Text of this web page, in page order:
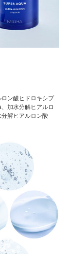
ン酸ヒドロキシプ
加水分解ヒアルロ
解ヒアルロン酸